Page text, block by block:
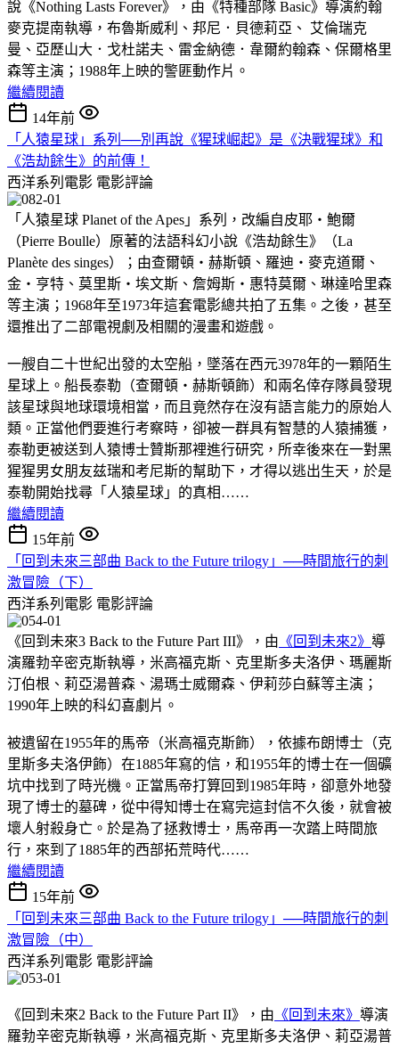
說《Nothing Lasts Forever》，由《特種部隊 Basic》導演約翰
麥克提南執導，布魯斯威利、邦尼．貝德莉亞、 艾倫瑞克
曼、亞歷山大．戈杜諾夫、雷金納德．韋爾約翰森、保爾格里
森等主演；1988年上映的警匪動作片。
繼續閱讀
14年前
「人猿星球」系列──別再說《猩球崛起》是《決戰猩球》和
《浩劫餘生》的前傳！
西洋系列電影 電影評論
「人猿星球 Planet of the Apes」系列，改編自皮耶‧鮑爾
（Pierre Boulle）原著的法語科幻小說《浩劫餘生》（La
Planète des singes）；由查爾頓‧赫斯頓、羅迪‧麥克道爾、
金‧亨特、莫里斯‧埃文斯、詹姆斯‧惠特莫爾、琳達哈里森
等主演；1968年至1973年這套電影總共拍了五集。之後，甚至
還推出了二部電視劇及相關的漫畫和遊戲。
一艘自二十世紀出發的太空船，墜落在西元3978年的一顆陌生
星球上。船長泰勒（查爾頓‧赫斯頓飾）和兩名倖存隊員發現
該星球與地球環境相當，而且竟然存在沒有語言能力的原始人
類。正當他們要進行考察時，卻被一群具有智慧的人猿捕獲，
泰勒更被送到人猿博士贊斯那裡進行研究，所幸後來在一對黑
猩猩男女朋友兹瑞和考尼斯的幫助下，才得以逃出生天，於是
泰勒開始找尋「人猿星球」的真相……
繼續閱讀
15年前
「回到未來三部曲 Back to the Future trilogy」──時間旅行的刺
激冒險（下）
西洋系列電影 電影評論
《回到未來3 Back to the Future Part III》，由 《回到未來2》 導
演羅勃辛密克斯執導，米高福克斯、克里斯多夫洛伊、瑪麗斯
汀伯根、莉亞湯普森、湯瑪士威爾森、伊莉莎白蘇等主演；
1990年上映的科幻喜劇片。
被遺留在1955年的馬帝（米高福克斯飾），依據布朗博士（克
里斯多夫洛伊飾）在1885年寫的信，和1955年的博士在一個礦
坑中找到了時光機。正當馬帝打算回到1985年時，卻意外地發
現了博士的墓碑，從中得知博士在寫完這封信不久後，就會被
壞人射殺身亡。於是為了拯救博士，馬帝再一次踏上時間旅
行，來到了1885年的西部拓荒時代……
繼續閱讀
15年前
「回到未來三部曲 Back to the Future trilogy」──時間旅行的刺
激冒險（中）
西洋系列電影 電影評論
《回到未來2 Back to the Future Part II》，由 《回到未來》 導演
羅勃辛密克斯執導，米高福克斯、克里斯多夫洛伊、莉亞湯普